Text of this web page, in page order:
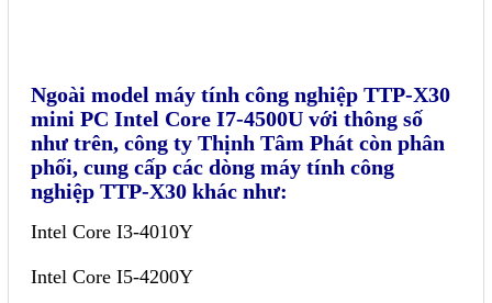
Ngoài model máy tính công nghiệp TTP-X30
mini PC Intel Core I7-4500U với thông số
như trên, công ty Thịnh Tâm Phát còn phân
phối, cung cấp các dòng máy tính công
nghiệp TTP-X30 khác như:
Intel Core I3-4010Y
Intel Core I5-4200Y